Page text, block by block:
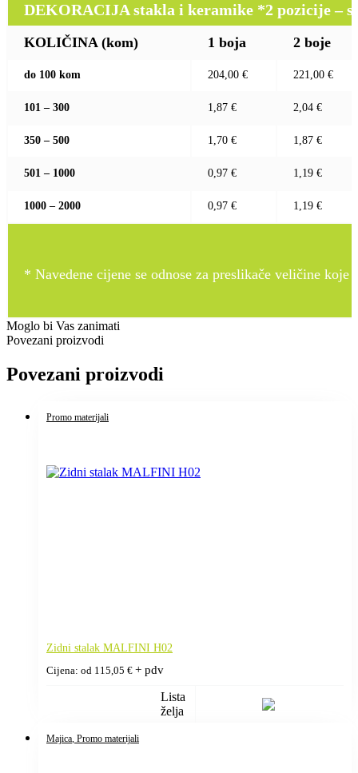
DEKORACIJA stakla i keramike *2 pozicije –
KOLIČINA (kom) 1 boja 2 boje
do 100 kom 204,00 € 221,00 €
101 – 300 1,87 € 2,04 €
350 – 500 1,70 € 1,87 €
501 – 1000 0,97 € 1,19 €
1000 – 2000 0,97 € 1,19 €
* Navedene cijene se odnose za preslikače veličine
Moglo bi Vas zanimati
Povezani proizvodi
Povezani proizvodi
Promo materijali
Zidni stalak MALFINI H02
Cijena: od 115,05 € + pdv
Lista
želja
Majica, Promo materijali